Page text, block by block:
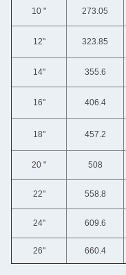
10 " 273.05
12" 323.85
14" 355.6
16" 406.4
18" 457.2
20 " 508
22" 558.8
24" 609.6
26" 660.4